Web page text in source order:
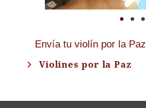
Envía tu violín por la Paz
Violines por la Paz